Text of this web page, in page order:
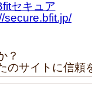
セキュア
secure.bfit.jp/
？
のサイトに信頼